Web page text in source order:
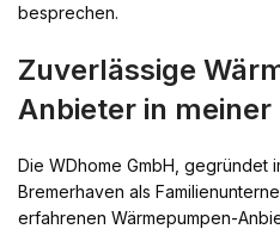
besprechen.
Zuverlässige
Anbieter in meiner
Die WDhome GmbH, gegründet
Bremerhaven als
erfahrenen Wärmepumpen-